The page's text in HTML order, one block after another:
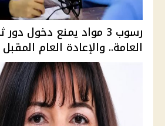
رسوب 3 مواد يمنع دخول
العامة.. والإعادة العام